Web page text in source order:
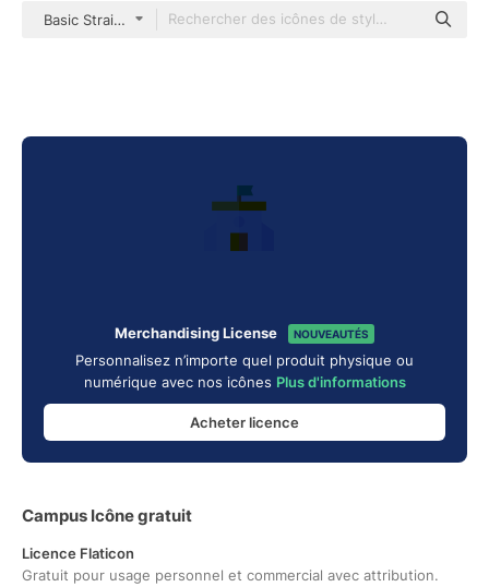
Basic Straight Flat
Merchandising License NOUVEAUTÉS
Personnalisez n’importe quel produit physique ou
numérique avec nos icônes Plus d'informations
Acheter licence
Campus Icône gratuit
Licence Flaticon
Gratuit pour usage personnel et commercial avec attribution.